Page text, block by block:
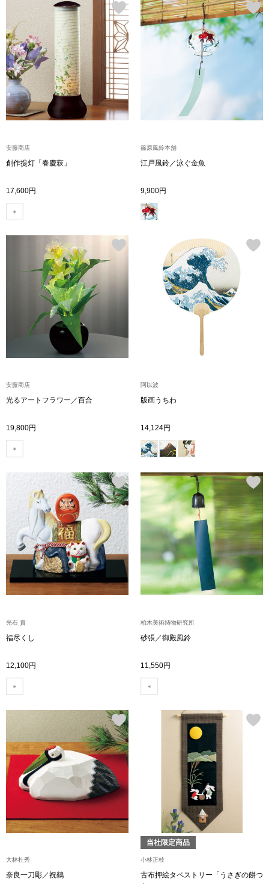
BOGARD 最新号はこちら
集
タログ
すべて見る
／チュニック
ダーウェア
アクセサリー
ン雑貨
ベスト
その他
ボトムス
パンツ／スラ
ルーム･アン
ルームウェア
ハンドバッグ
ショルダーバ
ブリーフケース
クラッチバッグ
スーツケース
その他
シューズ
スリップオン
安藤商店
創作提灯「春慶萩」
17,600円
篠原風鈴本舗
江戸風鈴／泳ぐ金魚
9,900円
安藤商店
光るアートフラワー／百合
19,800円
阿以波
版画うちわ
14,124円
光石 貴
福尽くし
12,100円
柏木美術鋳物研究所
砂張／御殿風鈴
11,550円
大林杜秀
奈良一刀彫／祝鶴
当社限定商品
小林正枝
古布押絵タペストリー「うさぎの餅つ